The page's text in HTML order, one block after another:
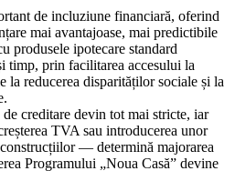
de incluziune financiară, oferind
mai avantajoase, mai predictibile
produsele ipotecare standard
timp, prin facilitarea accesului la
la reducerea disparităților sociale și la
creditare devin tot mai stricte, iar
TVA sau introducerea unor
— determină majorarea
Programului „Noua Casă” devine